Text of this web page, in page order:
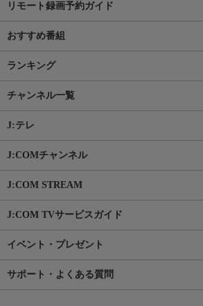
リモート録画予約ガイド
おすすめ番組
ランキング
チャンネル一覧
J:テレ
J:COMチャンネル
J:COM STREAM
J:COM TVサービスガイド
イベント・プレゼント
サポート・よくある質問